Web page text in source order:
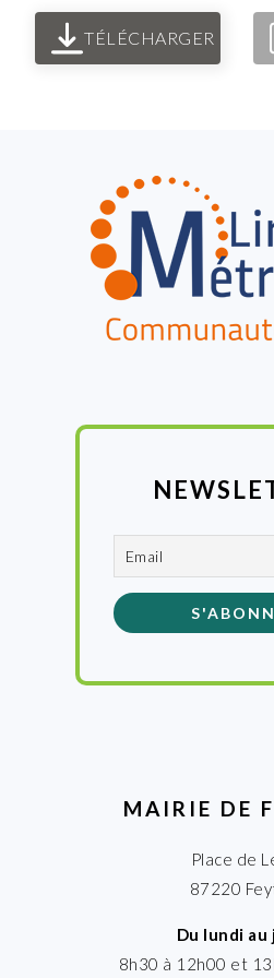
TÉLÉCHARGER
MAIRIE DE
Place de
87220
Du lundi au
8h30 à 12h00 et